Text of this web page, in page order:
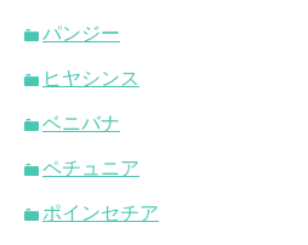
パンジー
ヒヤシンス
ベニバナ
ペチュニア
ポインセチア